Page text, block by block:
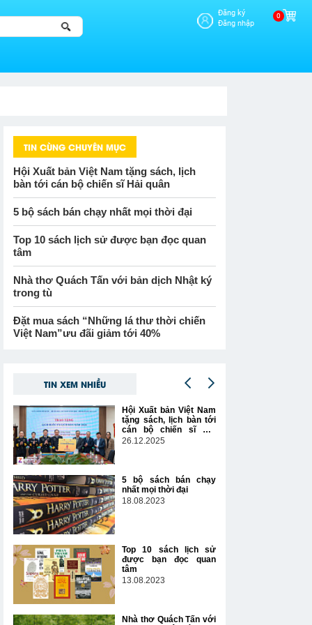
Đăng ký
Đăng nhập
0
TIN CÙNG CHUYÊN MỤC
Hội Xuất bản Việt Nam tặng sách, lịch
bàn tới cán bộ chiến sĩ Hải quân
5 bộ sách bán chạy nhất mọi thời đại
Top 10 sách lịch sử được bạn đọc quan
tâm
Nhà thơ Quách Tấn với bản dịch Nhật ký
trong tù
Đặt mua sách “Những lá thư thời chiến
Việt Nam”ưu đãi giảm tới 40%
TIN XEM NHIỀU
Hội Xuất bản Việt Nam
tặng sách, lịch bàn tới
cán bộ chiến sĩ Hải
quân
26.12.2025
5 bộ sách bán chạy
nhất mọi thời đại
18.08.2023
Top 10 sách lịch sử
được bạn đọc quan
tâm
13.08.2023
Nhà thơ Quách Tấn với